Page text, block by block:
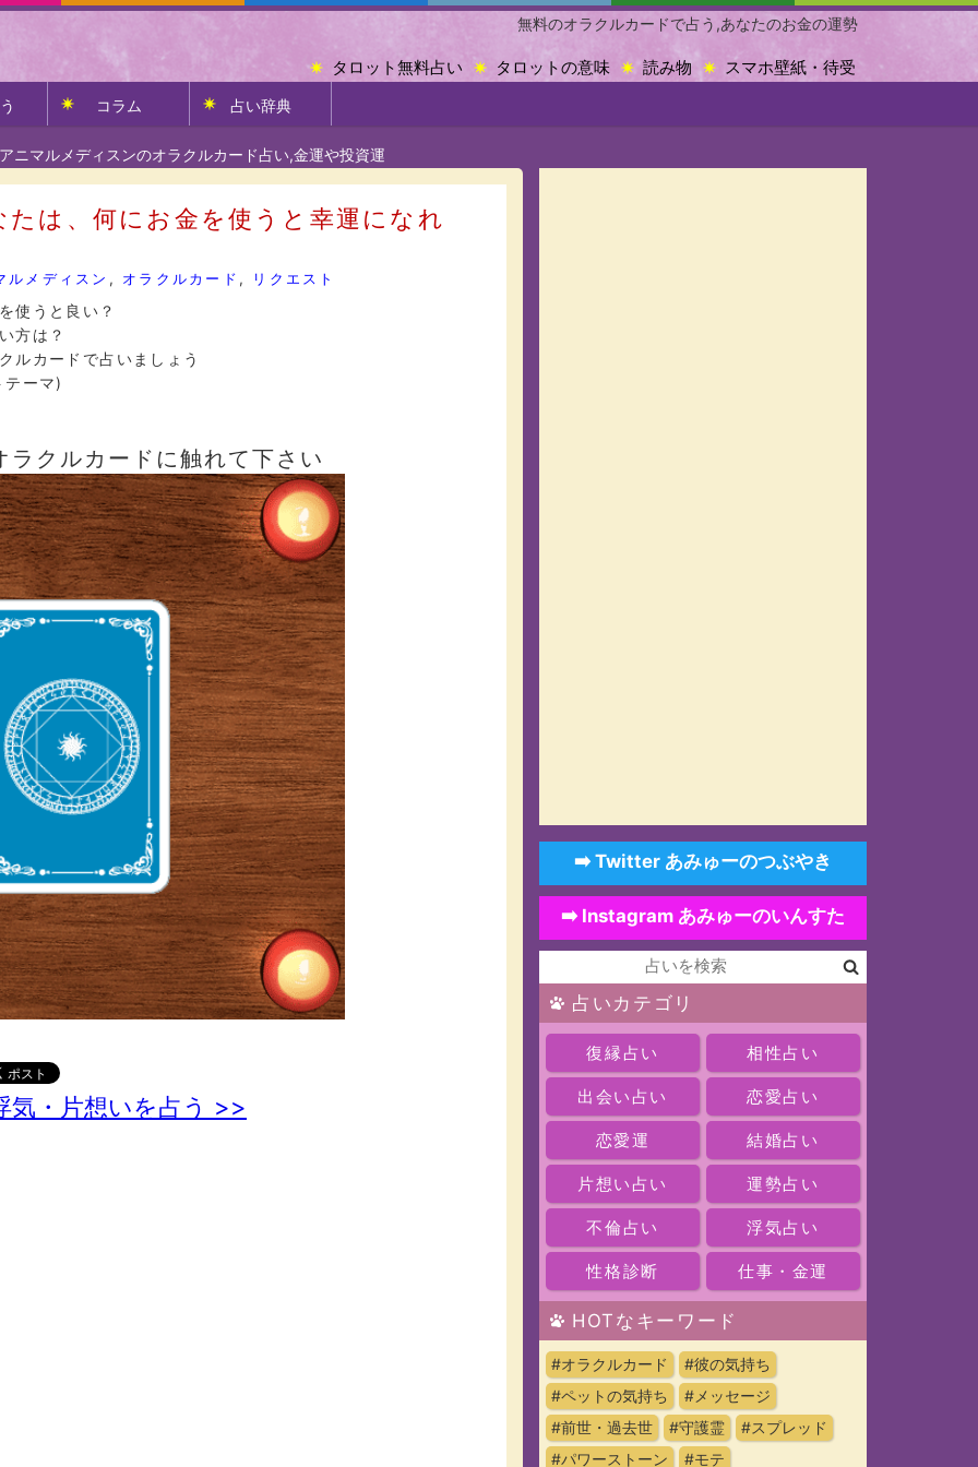
無料のオラクルカードで占う,あなたのお金の運勢
スマホ壁紙・待受
読み物
タロットの意味
タロット無料占い
コラム 占い辞典
アニマルメディスンのオラクルカード占い,金運や投資運
は、何にお金を使うと幸運になれ
ルメディスン , オラクルカード , リクエスト
使うと良い？
方は？
ルカードで占いましょう
テーマ)
ラクルカードに触れて下さい
気・片想いを占う >>
➡️ Twitter あみゅーのつぶやき
➡️ Instagram あみゅーのいんすた
占いカテゴリ
復縁占い 相性占い
出会い占い 恋愛占い
恋愛運 結婚占い
片想い占い 運勢占い
不倫占い 浮気占い
性格診断 仕事・金運
HOTなキーワード
#オラクルカード
#彼の気持ち
#ペットの気持ち
#メッセージ
#前世・過去世
#守護霊
#スプレッド
#パワーストーン
#モテ